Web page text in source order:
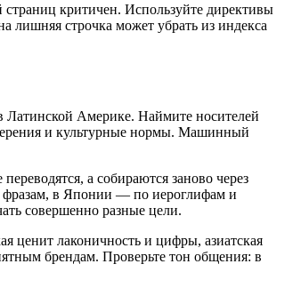
критичен. Используйте директивы
лишняя строчка может убрать из индекса
Америке. Наймите носителей
и культурные нормы. Машинный
а собираются заново через
фразам, в Японии — по иероглифам и
совершенно разные цели.
ценит лаконичность и цифры, азиатская
брендам. Проверьте тон общения: в